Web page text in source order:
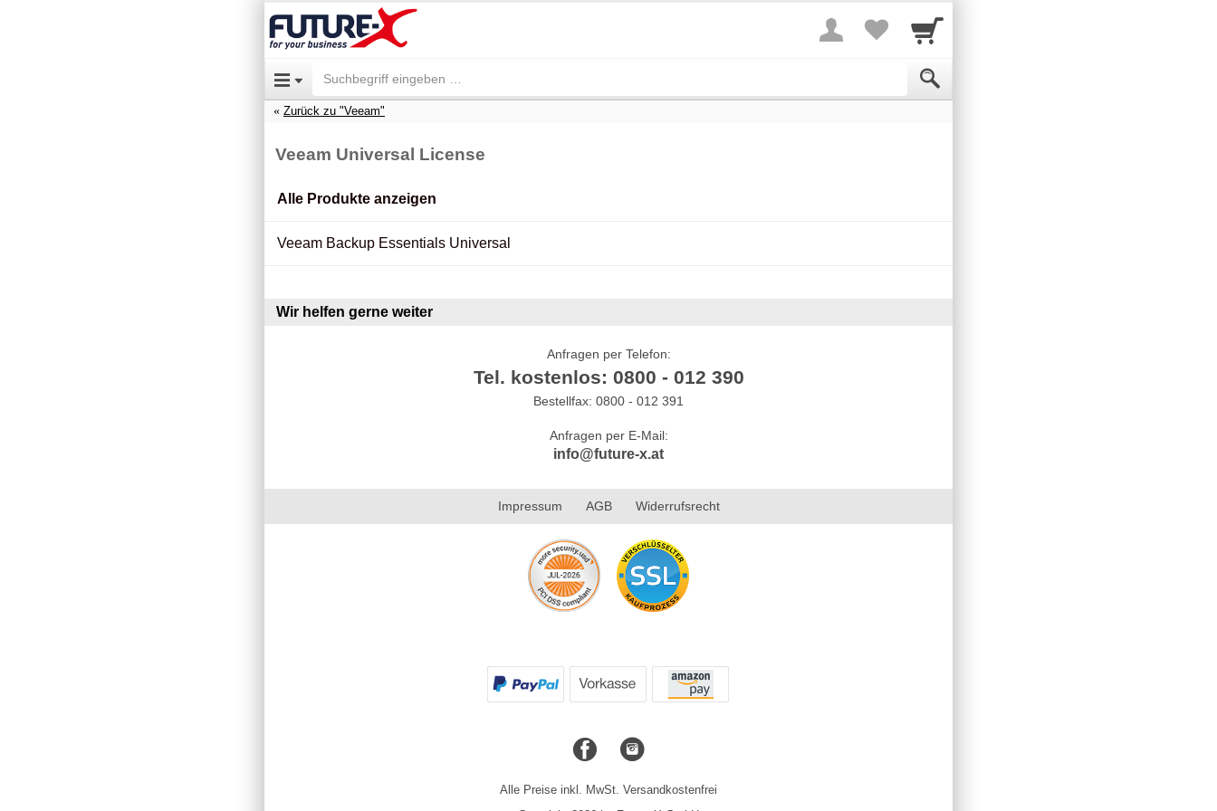
Zurück zu "Veeam"
Veeam Universal License
Alle Produkte anzeigen
Veeam Backup Essentials Universal
Wir helfen gerne weiter
Anfragen per Telefon:
Tel. kostenlos: 0800 - 012 390
Bestellfax: 0800 - 012 391
Anfragen per E-Mail:
info@future-x.at
Impressum AGB Widerrufsrecht
Alle Preise inkl. MwSt. Versandkostenfrei